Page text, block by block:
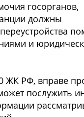
госорганов,
должны
и
ЖК РФ, вправе
послужить